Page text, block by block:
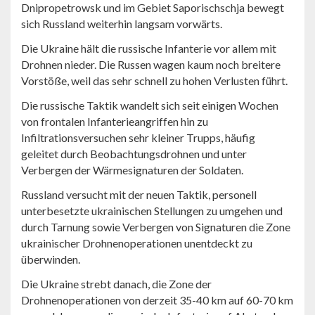
Dnipropetrowsk und im Gebiet Saporischschja bewegt
sich Russland weiterhin langsam vorwärts.
Die Ukraine hält die russische Infanterie vor allem mit
Drohnen nieder. Die Russen wagen kaum noch breitere
Vorstöße, weil das sehr schnell zu hohen Verlusten führt.
Die russische Taktik wandelt sich seit einigen Wochen
von frontalen Infanterieangriffen hin zu
Infiltrationsversuchen sehr kleiner Trupps, häufig
geleitet durch Beobachtungsdrohnen und unter
Verbergen der Wärmesignaturen der Soldaten.
Russland versucht mit der neuen Taktik, personell
unterbesetzte ukrainischen Stellungen zu umgehen und
durch Tarnung sowie Verbergen von Signaturen die Zone
ukrainischer Drohnenoperationen unentdeckt zu
überwinden.
Die Ukraine strebt danach, die Zone der
Drohnenoperationen von derzeit 35-40 km auf 60-70 km